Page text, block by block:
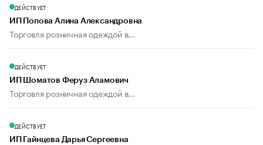
ДЕЙСТВУЕТ
ИП Попова Алина Александровна
Торговля розничная одеждой в...
ДЕЙСТВУЕТ
ИП Шоматов Феруз Аламович
Торговля розничная одеждой в...
ДЕЙСТВУЕТ
ИП Гайнцева Дарья Сергеевна